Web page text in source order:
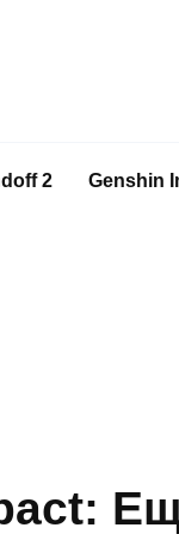
2 Genshin